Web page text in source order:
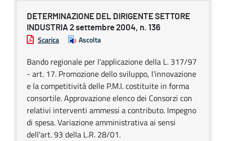
DETERMINAZIONE DEL DIRIGENTE SETTORE
INDUSTRIA 2 settembre 2004, n. 136
Scarica Ascolta
Bando regionale per l'applicazione della L. 317/97
- art. 17. Promozione dello sviluppo, l'innovazione
e la competitività delle P.M.I. costituite in forma
consortile. Approvazione elenco dei Consorzi con
relativi interventi ammessi a contributo. Impegno
di spesa. Variazione amministrativa ai sensi
dell'art. 93 della L.R. 28/01.